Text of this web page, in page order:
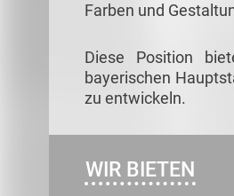
Farben und
Diese Position
bayerischen
zu entwickeln.
WIR BIETEN